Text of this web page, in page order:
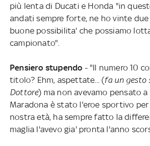
più lenta di Ducati e Honda "in
andati sempre forte, ne ho vinte due
buone possibilita' che possiamo
campionato".
Pensiero stupendo - "Il numero 10
titolo? Ehm, aspettate... (fa un gesto
Dottore) ma non avevamo pensato a
Maradona è stato l'eroe sportivo
nostra età, ha sempre fatto la
maglia l'avevo gia' pronta l'anno